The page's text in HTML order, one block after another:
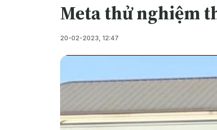
Meta thử nghiệm
20-02-2023, 12:47